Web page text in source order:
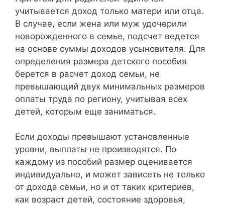
учитывается доход только матери или отца.
В случае, если жена или муж удочерили
новорожденного в семье, подсчет ведется
на основе суммы доходов усыновителя. Для
определения размера детского пособия
берется в расчет доход семьи, не
превышающий двух минимальных размеров
оплаты труда по региону, учитывая всех
детей, которым еще заниматься.
Если доходы превышают установленные
уровни, выплаты не производятся. По
каждому из пособий размер оценивается
индивидуально, и может зависеть не только
от дохода семьи, но и от таких критериев,
как возраст детей, состояние здоровья,